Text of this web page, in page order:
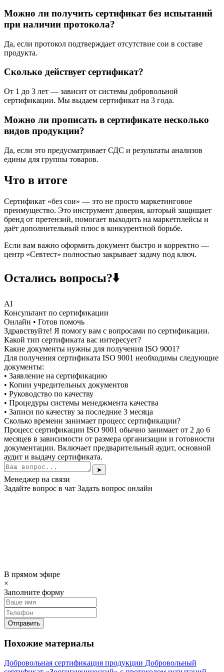
Можно ли получить сертификат без испытаний
при наличии протокола?
Да, если протокол подтверждает отсутствие сои в составе
продукта.
Сколько действует сертификат?
От 1 до 3 лет — зависит от системы добровольной
сертификации. Мы выдаем сертификат на 3 года.
Можно ли прописать в сертификате несколько
видов продукции?
Да, если это предусматривает СДС и результаты анализов
едины для группы товаров.
Что в итоге
Сертификат «без сои» — это не просто маркетинговое
преимущество. Это инструмент доверия, который защищает
бренд от претензий, помогает выходить на маркетплейсы и
даёт дополнительный плюс в конкурентной борьбе.
Если вам важно оформить документ быстро и корректно —
центр «Севтест» полностью закрывает задачу под ключ.
Остались вопросы?⬇️
AI
Консультант по сертификации
Онлайн • Готов помочь
Здравствуйте! Я помогу вам с вопросами по сертификации.
Какой тип сертификата вас интересует?
Какие документы нужны для получения ISO 9001?
Для получения сертификата ISO 9001 необходимы следующие
документы:
• Заявление на сертификацию
• Копии учредительных документов
• Руководство по качеству
• Процедуры системы менеджмента качества
• Записи по качеству за последние 3 месяца
Сколько времени занимает процесс сертификации?
Процесс сертификации ISO 9001 обычно занимает от 2 до 6
месяцев в зависимости от размера организации и готовности
документации. Включает предварительный аудит, основной
аудит и выдачу сертификата.
➤
Менеджер на связи
Задайте вопрос в чат Задать вопрос онлайн
В прямом эфире
×
Заполните форму
Отправить
Похожие материалы
Добровольная сертификация продукции Добровольный